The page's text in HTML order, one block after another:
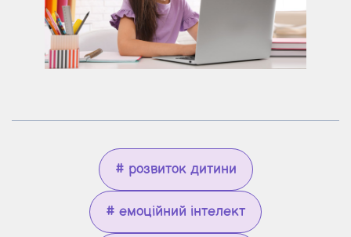
# розвиток дитини
# емоційний інтелект